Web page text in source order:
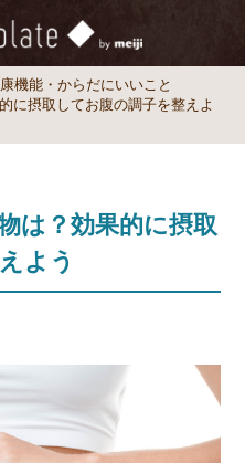
機能・からだにいいこと
に摂取してお腹の調子を整えよ
は？効果的に摂取
よう